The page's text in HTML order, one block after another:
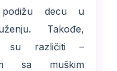
decu u
Takođe,
su različiti –
sa muškim